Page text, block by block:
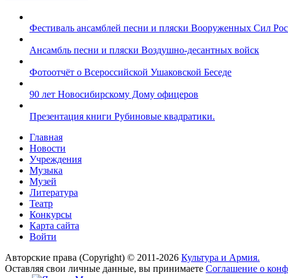
Фестиваль ансамблей песни и пляски Вооруженных Сил
Ансамбль песни и пляски Воздушно-десантных войск
Фотоотчёт о Всероссийской Ушаковской Беседе
90 лет Новосибирскому Дому офицеров
Презентация книги Рубиновые квадратики.
Главная
Новости
Учреждения
Музыка
Музей
Литература
Театр
Конкурсы
Карта сайта
Войти
Авторские права (Copyright) © 2011-2026 Культура и Армия.
Оставляя свои личные данные, вы принимаете Соглашение о